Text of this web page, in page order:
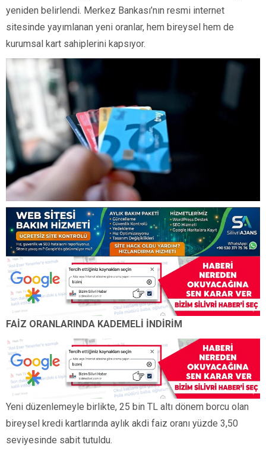
yeniden belirlendi. Merkez Bankası’nın resmi internet
sitesinde yayımlanan yeni oranlar, hem bireysel hem de
kurumsal kart sahiplerini kapsıyor.
FAİZ ORANLARINDA KADEMELİ İNDİRİM
Yeni düzenlemeyle birlikte, 25 bin TL altı dönem borcu olan
bireysel kredi kartlarında aylık akdi faiz oranı yüzde 3,50
seviyesinde sabit tutuldu.